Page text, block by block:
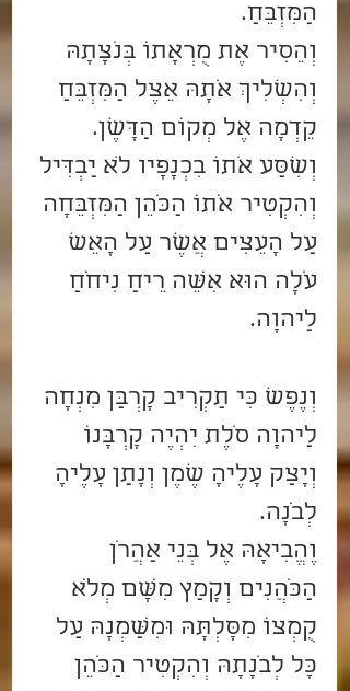
הַמִּזְבֵּחַ.
וְהֵסִיר אֶת מֻרְאָתוֹ בְּנֹצָתָהּ
וְהִשְׁלִיךְ אֹתָהּ אֵצֶל הַמִּזְבֵּחַ
קֵדְמָה אֶל מְקוֹם הַדָּשֶׁן.
וְשִׁסַּע אֹתוֹ בִכְנָפָיו לֹא יַבְדִּיל
וְהִקְטִיר אֹתוֹ הַכֹּהֵן הַמִּזְבֵּחָה
עַל הָעֵצִים אֲשֶׁר עַל הָאֵשׁ
עֹלָה הוּא אִשֵּׁה רֵיחַ נִיחֹחַ
לַיהוָה.
וְנֶפֶשׁ כִּי תַקְרִיב קָרְבַּן מִנְחָה
לַיהוָה סֹלֶת יִהְיֶה קָרְבָּנוֹ
וְיָצַק עָלֶיהָ שֶׁמֶן וְנָתַן עָלֶיהָ
לְבֹנָה.
וֶהֱבִיאָהּ אֶל בְּנֵי אַהֲרֹן
הַכֹּהֲנִים וְקָמַץ מִשָּׁם מְלֹא
קֻמְצוֹ מִסָּלְתָּהּ וּמִשַּׁמְנָהּ עַל
כָּל לְבֹנָתָהּ וְהִקְטִיר הַכֹּהֵן